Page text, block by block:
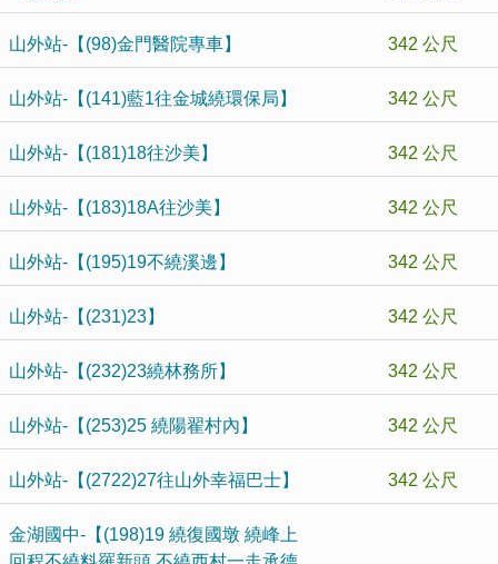
山外站-【(98)金門醫院專車】 342 公尺
山外站-【(141)藍1往金城繞環保局】 342 公尺
山外站-【(181)18往沙美】 342 公尺
山外站-【(183)18A往沙美】 342 公尺
山外站-【(195)19不繞溪邊】 342 公尺
山外站-【(231)23】 342 公尺
山外站-【(232)23繞林務所】 342 公尺
山外站-【(253)25 繞陽翟村內】 342 公尺
山外站-【(2722)27往山外幸福巴士】 342 公尺
金湖國中-【(198)19 繞復國墩 繞峰上